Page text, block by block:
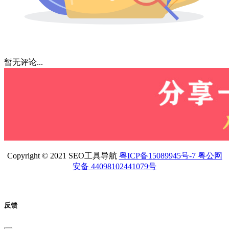
暂无评论...
Copyright © 2021 SEO工具导航 粤ICP备15089945号-7 粤公网
安备 44098102441079号
反馈